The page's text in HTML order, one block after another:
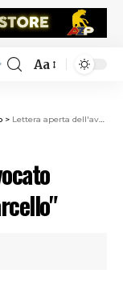
Aa
> Lettera aperta dell'avvocato Desina: "Sono vicino a Marcello"